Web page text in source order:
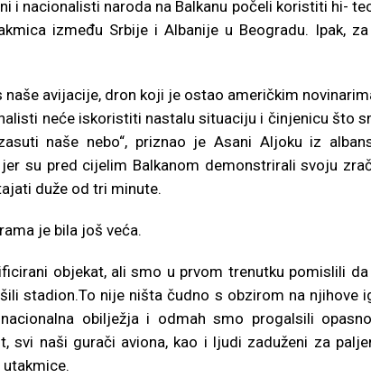
i nacionalisti naroda na Balkanu počeli koristiti hi-
između Srbije i Albanije u Beogradu. Ipak,
avijacije, dron koji je ostao američkim
neće iskoristiti nastalu situaciju i činjenicu što
naše nebo“, priznao je Asani Aljoku iz
su pred cijelim Balkanom demonstrirali svoju
duže od tri minute.
je bila još veća.
objekat, ali smo u prvom trenutku pomislili
stadion.To nije ništa čudno s obzirom na njihove
obilježja i odmah smo progalsili
svi naši gurači aviona, kao i ljudi zaduženi za